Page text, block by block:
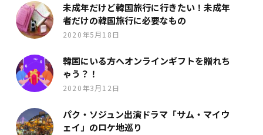
未成年だけど韓国旅行に行きたい！未成年
者だけの韓国旅行に必要なもの
2020年5月18日
韓国にいる方へオンラインギフトを贈れち
ゃう？！
2020年3月12日
パク・ソジュン出演ドラマ「サム・マイウ
ェイ」のロケ地巡り